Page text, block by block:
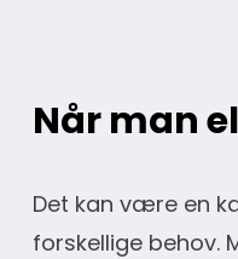
Når man
Det kan være en
forskellige behov.